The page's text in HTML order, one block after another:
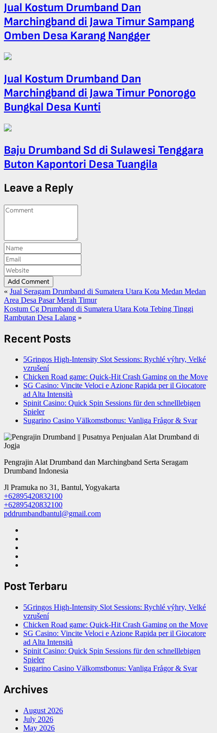
Jual Kostum Drumband Dan
Marchingband di Jawa Timur Sampang
Omben Desa Karang Nangger
Jual Kostum Drumband Dan
Marchingband di Jawa Timur Ponorogo
Bungkal Desa Kunti
Baju Drumband Sd di Sulawesi Tenggara
Buton Kapontori Desa Tuangila
Leave a Reply
Add Comment
« Jual Seragam Drumband di Sumatera Utara Kota Medan Medan
Area Desa Pasar Merah Timur
Kostum Cg Drumband di Sumatera Utara Kota Tebing Tinggi
Rambutan Desa Lalang »
Recent Posts
5Gringos High‑Intensity Slot Sessions: Rychlé výhry, Velké
vzrušení
Chicken Road game: Quick‑Hit Crash Gaming on the Move
SG Casino: Vincite Veloci e Azione Rapida per il Giocatore
ad Alta Intensità
Spinit Casino: Quick Spin Sessions für den schnelllebigen
Spieler
Sugarino Casino Välkomstbonus: Vanliga Frågor & Svar
Pengrajin Alat Drumband dan Marchingband Serta Seragam
Drumband Indonesia
Jl Pramuka no 31, Bantul, Yogyakarta
+62895420832100
+62895420832100
pddrumbandbantul@gmail.com
Post Terbaru
5Gringos High‑Intensity Slot Sessions: Rychlé výhry, Velké
vzrušení
Chicken Road game: Quick‑Hit Crash Gaming on the Move
SG Casino: Vincite Veloci e Azione Rapida per il Giocatore
ad Alta Intensità
Spinit Casino: Quick Spin Sessions für den schnelllebigen
Spieler
Sugarino Casino Välkomstbonus: Vanliga Frågor & Svar
Archives
August 2026
July 2026
May 2026